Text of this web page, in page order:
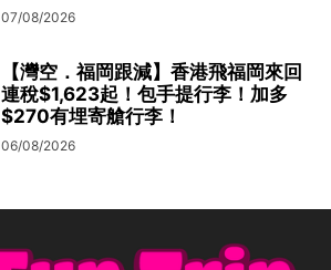
07/08/2026
【灣空．福岡跟減】香港飛福岡來回
連稅$1,623起！包手提行李！加多
$270有埋寄艙行李！
06/08/2026